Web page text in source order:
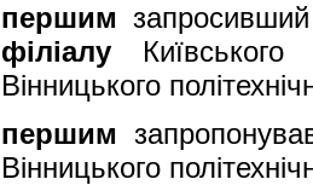
першим
філіалу Київського
Вінницького
першим
Вінницького